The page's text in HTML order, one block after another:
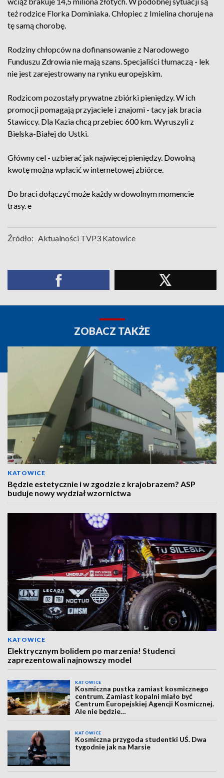
też rodzice Florka Dominiaka. Chłopiec z Imielina choruje na
tę samą chorobę.
Rodziny chłopców na dofinansowanie z Narodowego
Funduszu Zdrowia nie mają szans. Specjaliści tłumaczą - lek
nie jest zarejestrowany na rynku europejskim.
Rodzicom pozostały prywatne zbiórki pieniędzy. W ich
promocji pomagają przyjaciele i znajomi - tacy jak bracia
Stawiccy. Dla Kazia chcą przebiec 600 km. Wyruszyli z
Bielska-Białej do Ustki.
Główny cel - uzbierać jak najwięcej pieniędzy. Dowolną
kwotę można wpłacić w internetowej zbiórce.
Do braci dołączyć może każdy w dowolnym momencie
trasy. e
Źródło: Aktualności TVP3 Katowice
ZOBACZ TAKŻE
KATOWICE
Będzie estetycznie i w zgodzie z krajobrazem? ASP
buduje nowy wydział wzornictwa
KATOWICE
Elektrycznym bolidem po marzenia! Studenci
zaprezentowali najnowszy model
KATOWICE
Kosmiczna pustka zamiast kosmicznego
centrum. Zamiast kopalni miało być
Centrum Europejskiej Agencji Kosmicznej.
Ale nie będzie…
KATOWICE
Kosmiczna przygoda studentki UŚ. Dwa
tygodnie jak na Marsie